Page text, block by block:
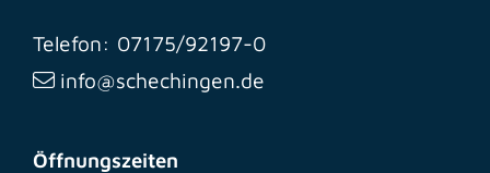
Telefon: 07175/92197-0
info@schechingen.de
Öffnungszeiten